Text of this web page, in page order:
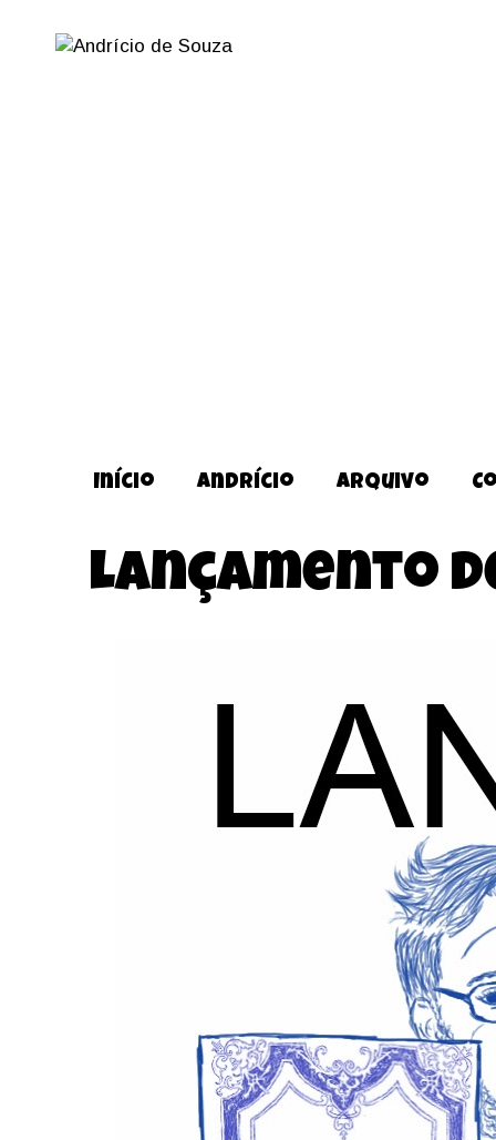
Início Andrício Arquivo
Lançamento